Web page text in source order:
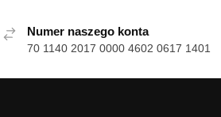
Numer naszego konta
70 1140 2017 0000 4602 0617 1401